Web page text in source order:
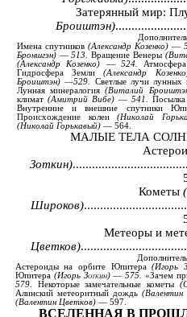
Затерянный мир:
Броиштэн)
Имена спутников (Александр Козенко)—
Броншгэн) — 513.Вращение Венеры (
(Александр Козенко) — 524. Атмосфера
Гидросфера
Земли (Александр Козенко
Броиштэн)—529. Светлые лучи лунных
Лунная минералогия (Виталий
климат (Амитрий Вибе) — 541. Посылка
Внутренние
и внешние спутники
Происхождение
колеи (Николай
(Николай Горькавый) —564.
МАЛЫЕ ТЕЛА
Зоткин)
Кометы
Широков)
Метеоры и
Цветков)
Астероиды
на орбите Юпитера (Игорь
Юпитера (Игорь Зоткин)— 575.«Зачем
579. Некоторые замечательные кометы (
Алинский метеоритный дождь (Валентин
(Валентин Цветков) —597.
ВСЕЛЕННАЯ В